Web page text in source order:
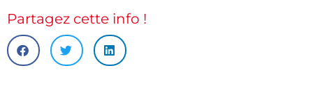
Partagez cette info !